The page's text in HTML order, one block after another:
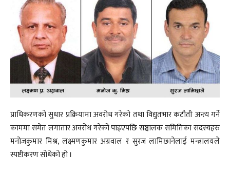
प्राधिकरणको सुधार प्रक्रियामा अवरोध गरेको तथा विद्युतभार कटौती अन्त्य गर्ने
काममा समेत लगातार अवरोध गरेको पाइएपछि सञ्चालक समितिका सदस्यहरु
मनोजकुमार मिश्र, लक्ष्मणकुमार अग्रवाल र सुरज लामिछानेलाई मन्त्रालयले
स्पष्टीकरण सोधेको हो ।